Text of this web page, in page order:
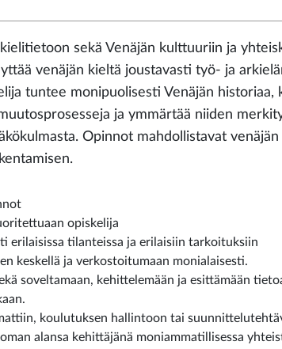
sekä Venäjän kulttuuriin ja
venäjän kieltä joustavasti työ- ja
tuntee monipuolisesti Venäjän historiaa,
ja ymmärtää niiden
Opinnot mahdollistavat
opiskelija
erilaisissa tilanteissa ja erilaisiin tarkoituksiin
keskellä ja verkostoitumaan monialaisesti.
soveltamaan, kehittelemään ja esittämään
koulutuksen hallintoon tai
alansa kehittäjänä moniammatillisessa